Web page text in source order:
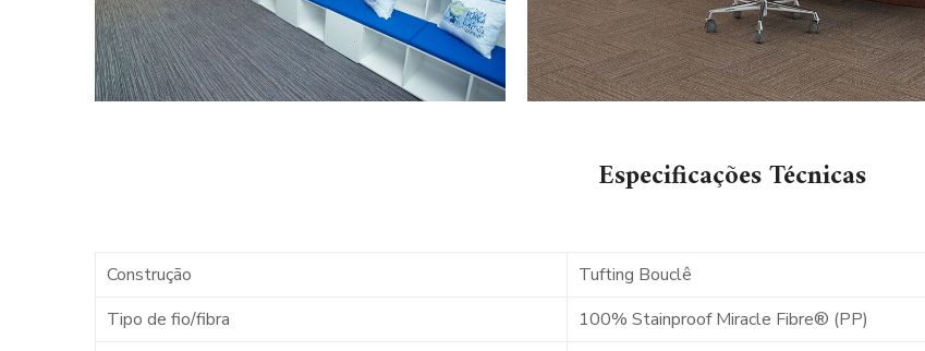
Especificações Técnicas
Construção
Tufting Bouclê
Tipo de fio/fibra
100% Stainproof Miracle Fibre® (PP)